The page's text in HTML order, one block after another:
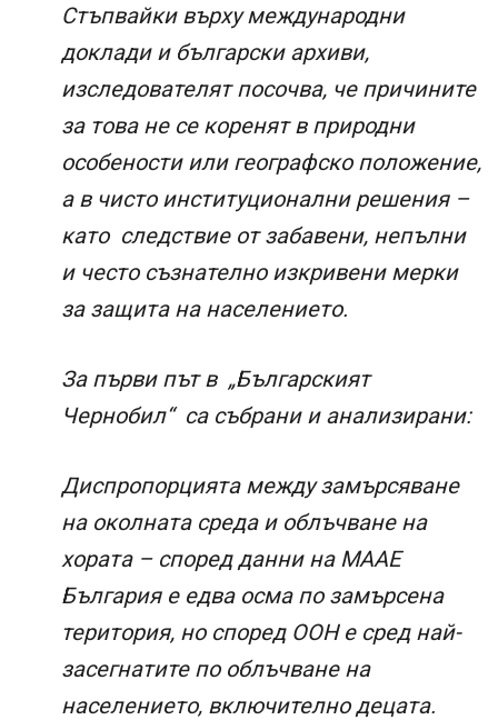
Стъпвайки върху международни
доклади и български архиви,
изследователят посочва, че причините
за това не се коренят в природни
особености или географско положение,
а в чисто институционални решения –
като следствие от забавени, непълни
и често съзнателно изкривени мерки
за защита на населението.
За първи път в „Българският
Чернобил“ са събрани и анализирани:
Диспропорцията между замърсяване
на околната среда и облъчване на
хората – според данни на МААЕ
България е едва осма по замърсена
територия, но според ООН е сред най-
засегнатите по облъчване на
населението, включително децата.